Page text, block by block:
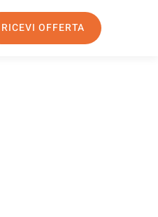
RICEVI OFFERTA